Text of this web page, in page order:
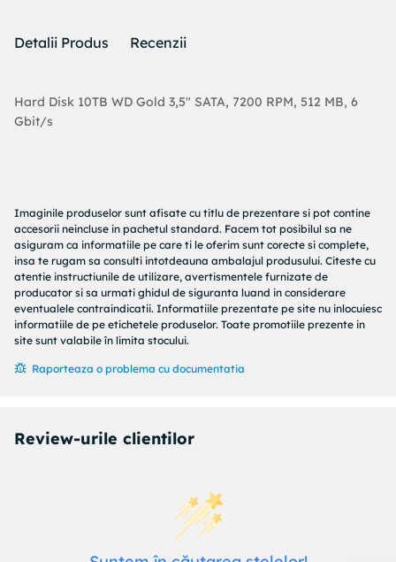
Detalii Produs Recenzii
Hard Disk 10TB WD Gold 3,5" SATA, 7200 RPM, 512 MB, 6
Gbit/s
Imaginile produselor sunt afisate cu titlu de prezentare si pot contine
accesorii neincluse in pachetul standard. Facem tot posibilul sa ne
asiguram ca informatiile pe care ti le oferim sunt corecte si complete,
insa te rugam sa consulti intotdeauna ambalajul produsului. Citeste cu
atentie instructiunile de utilizare, avertismentele furnizate de
producator si sa urmati ghidul de siguranta luand in considerare
eventualele contraindicatii. Informatiile prezentate pe site nu inlocuiesc
informatiile de pe etichetele produselor. Toate promotiile prezente in
site sunt valabile în limita stocului.
Raporteaza o problema cu documentatia
Review-urile clientilor